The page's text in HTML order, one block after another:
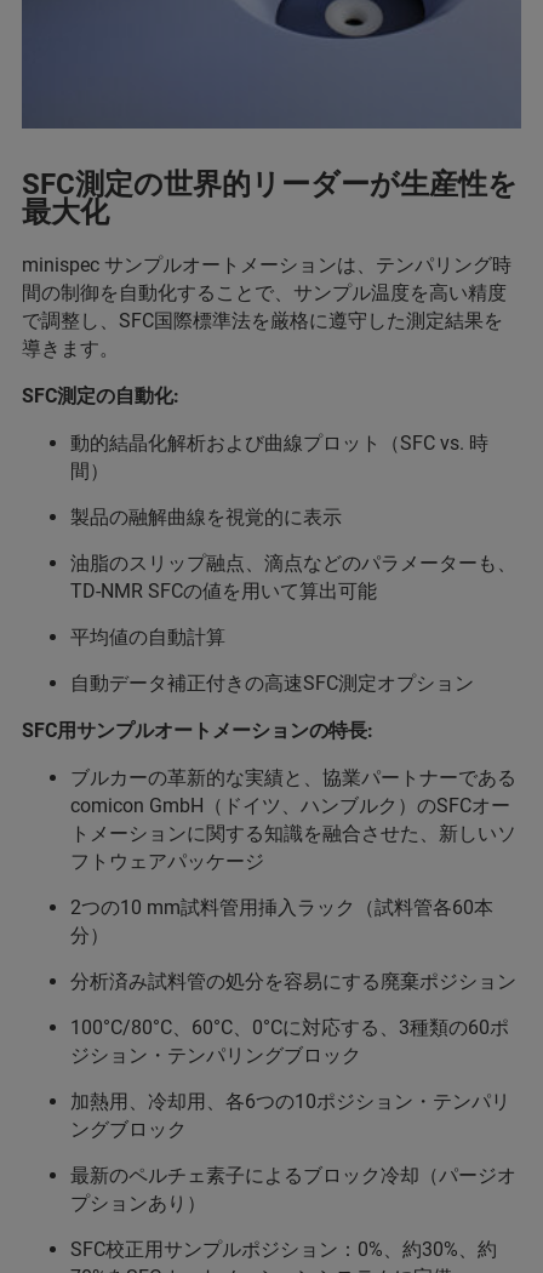
SFC測定の世界的リーダーが生産性を
最大化
minispec サンプルオートメーションは、テンパリング時
間の制御を自動化することで、サンプル温度を高い精度
で調整し、SFC国際標準法を厳格に遵守した測定結果を
導きます。
SFC測定の自動化:
動的結晶化解析および曲線プロット（SFC vs. 時
間）
製品の融解曲線を視覚的に表示
油脂のスリップ融点、滴点などのパラメーターも、
TD-NMR SFCの値を用いて算出可能
平均値の自動計算
自動データ補正付きの高速SFC測定オプション
SFC用サンプルオートメーションの特長:
ブルカーの革新的な実績と、協業パートナーである
comicon GmbH（ドイツ、ハンブルク）のSFCオー
トメーションに関する知識を融合させた、新しいソ
フトウェアパッケージ
2つの10 mm試料管用挿入ラック（試料管各60本
分）
分析済み試料管の処分を容易にする廃棄ポジション
100°C/80°C、60°C、0°Cに対応する、3種類の60ポ
ジション・テンパリングブロック
加熱用、冷却用、各6つの10ポジション・テンパリ
ングブロック
最新のペルチェ素子によるブロック冷却（パージオ
プションあり）
SFC校正用サンプルポジション：0%、約30%、約